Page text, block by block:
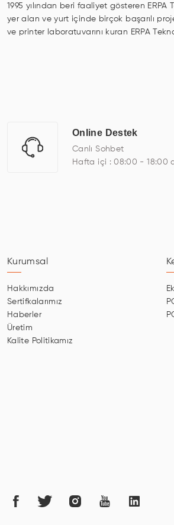
1995 yılından beri faaliyet gösteren
yer alan ve yurt içinde birçok başarılı
ve printer laboratuvarını kuran ERPA
arasında yer almaktadır. ERPA
kadroları, yılların getirdiği bilgi ve
Online Destek
Canlı Sohbet
Hafta içi : 08:00 - 18:00
Kurumsal
Hakkımızda
Sertifkalarımız
Haberler
Üretim
Kalite Politikamız